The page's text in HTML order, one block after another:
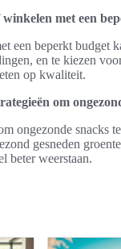
met een
een beperkt budget
en te kiezen
op kwaliteit.
om
ongezonde snacks
gesneden
beter weerstaan.